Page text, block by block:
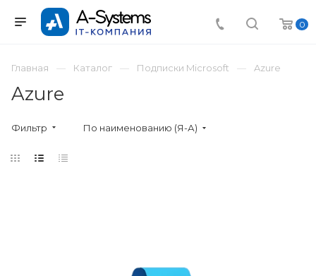
0
Главная Каталог Подписки Microsoft Azure
Azure
Фильтр По наименованию (Я-А)